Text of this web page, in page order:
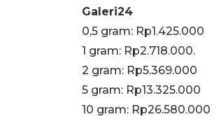
Galeri24
0,5 gram: Rp1.425.000
1 gram: Rp2.718.000.
‎2 gram: Rp5.369.000
‎5 gram: Rp13.325.000
‎10 gram: Rp26.580.000